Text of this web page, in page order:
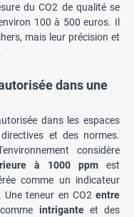
du CO2 de qualité se
100 à 500 euros. Il
mais leur précision et
dans une
dans les espaces
et des normes.
considère
à 1000 ppm est
comme un indicateur
. Une teneur en CO2entre
intriganteet des